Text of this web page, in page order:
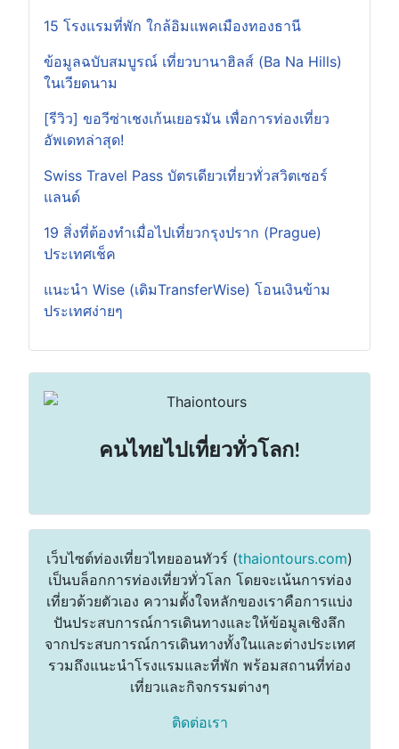
15 โรงแรมที่พัก ใกล้อิมแพคเมืองทองธานี
ข้อมูลฉบับสมบูรณ์ เที่ยวบานาฮิลส์ (Ba Na Hills)
ในเวียดนาม
[รีวิว] ขอวีซ่าเชงเก้นเยอรมัน เพื่อการท่องเที่ยว
อัพเดทล่าสุด!
Swiss Travel Pass บัตรเดียวเที่ยวทั่วสวิตเซอร์
แลนด์
19 สิ่งที่ต้องทำเมื่อไปเที่ยวกรุงปราก (Prague)
ประเทศเช็ค
แนะนำ Wise (เดิมTransferWise) โอนเงินข้าม
ประเทศง่ายๆ
คนไทยไปเที่ยวทั่วโลก!
เว็บไซต์ท่องเที่ยวไทยออนทัวร์ (thaiontours.com)
เป็นบล็อกการท่องเที่ยวทั่วโลก โดยจะเน้นการท่อง
เที่ยวด้วยตัวเอง ความตั้งใจหลักของเราคือการแบ่ง
ปันประสบการณ์การเดินทางและให้ข้อมูลเชิงลึก
จากประสบการณ์การเดินทางทั้งในและต่างประเทศ
รวมถึงแนะนำโรงแรมและที่พัก พร้อมสถานที่ท่อง
เที่ยวและกิจกรรมต่างๆ
ติดต่อเรา